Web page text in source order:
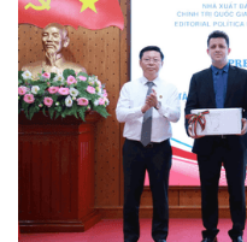
tác phẩm chọn lọc của Tổng
tập bằng tiếng Tây Ban Nha.